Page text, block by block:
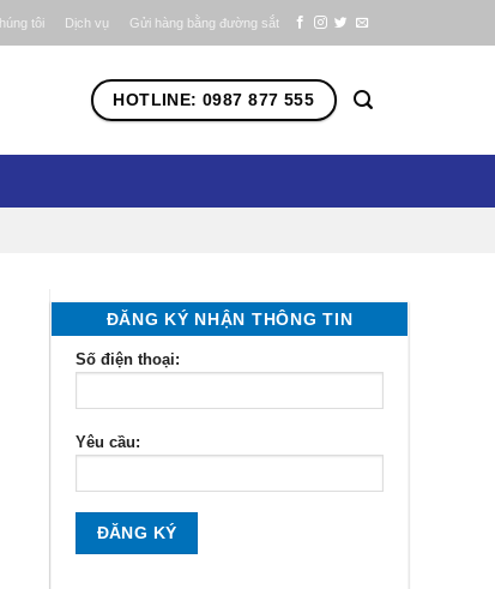
tôi Dịch vụ Gửi hàng bằng đường sắt
HOTLINE: 0987 877 555
ĐĂNG KÝ NHẬN THÔNG TIN
Số điện thoại:
Yêu cầu: